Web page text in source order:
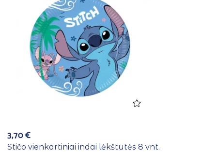
3,70€
Stičo vienkartiniai indai lėkštutės 8 vnt.